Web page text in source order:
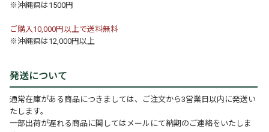
※沖縄県は1500円
ご購入10,000円以上で送料無料
※沖縄県は12,000円以上
発送について
通常在庫がある商品につきましては、ご注文から3営業日以内に発送い
たします。
一部出荷が遅れる商品に関してはメールにて納期のご連絡をいたしま